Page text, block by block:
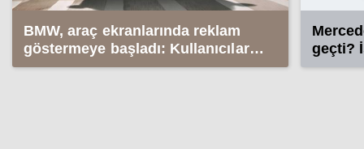
BMW, araç ekranlarında reklam
göstermeye başladı: Kullanıcılar
ayaklandı
geçti?